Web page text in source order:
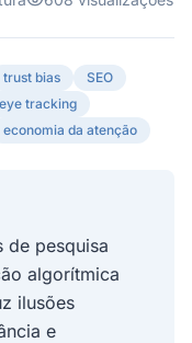
trust bias
SEO
eye tracking
economia da atenção
de pesquisa
algorítmica
ilusões
e